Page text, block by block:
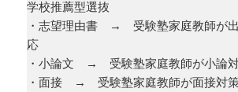
学校推薦型選抜
・志望理由書 → 受験塾家庭教師が
応
・小論文 → 受験塾家庭教師が小論
・面接 → 受験塾家庭教師が面接対